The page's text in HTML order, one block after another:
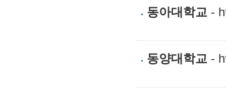
동아대학교 -
동양대학교 -